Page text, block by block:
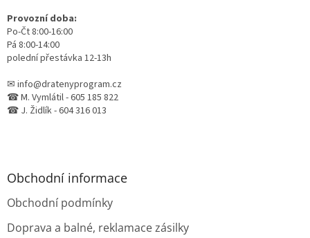
Provozní doba:
Po-Čt 8:00-16:00
Pá 8:00-14:00
polední přestávka 12-13h
✉ info@dratenyprogram.cz
☎ M. Vymlátil - 605 185 822
☎ J. Židlík - 604 316 013
Obchodní informace
Obchodní podmínky
Doprava a balné, reklamace zásilky